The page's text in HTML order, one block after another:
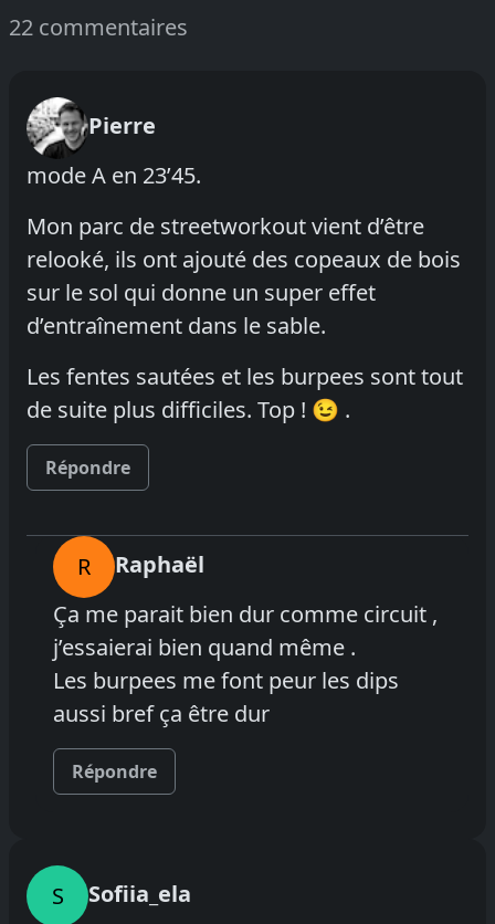
22 commentaires
Pierre
mode A en 23’45.
Mon parc de streetworkout vient d’être
relooké, ils ont ajouté des copeaux de bois
sur le sol qui donne un super effet
d’entraînement dans le sable.
Les fentes sautées et les burpees sont tout
de suite plus difficiles. Top ! 😉 .
Répondre
R
Raphaël
Ça me parait bien dur comme circuit ,
j’essaierai bien quand même .
Les burpees me font peur les dips
aussi bref ça être dur
Répondre
S
Sofiia_ela